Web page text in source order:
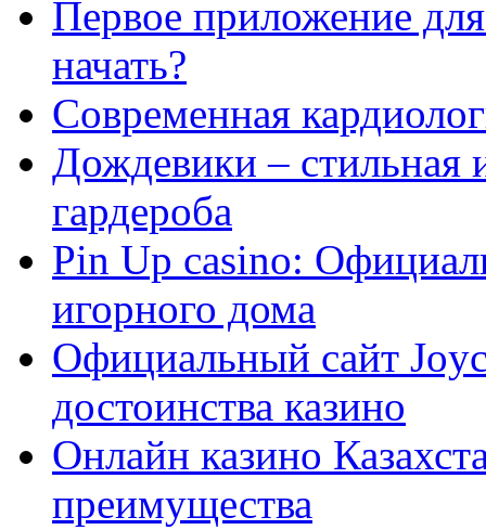
Первое приложение
начать?
Современная
Дождевики – стильная
гардероба
Pin Up casino:
игорного дома
Официальный сайт
достоинства казино
Онлайн казино
преимущества